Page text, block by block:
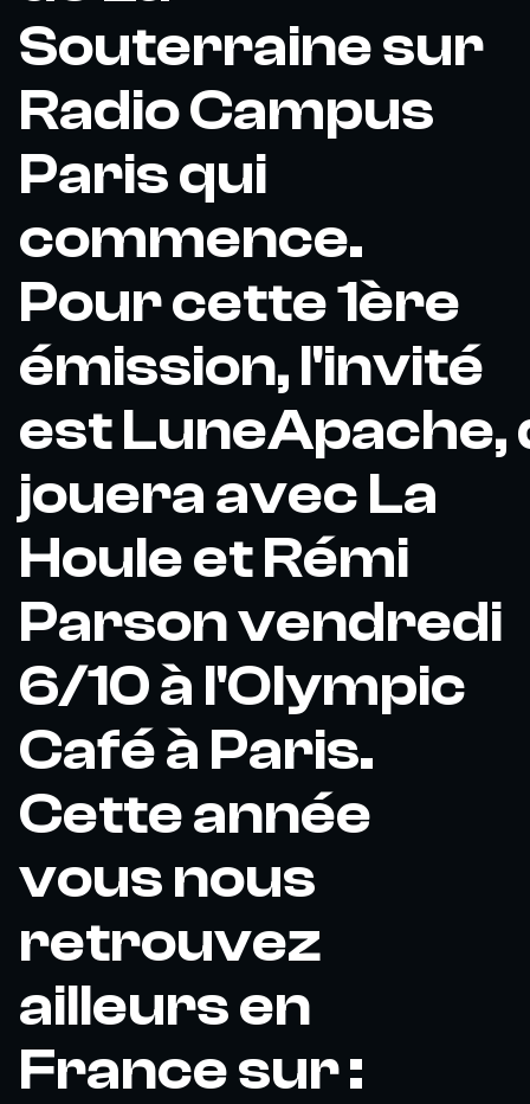
Souterraine sur
Radio Campus
Paris qui
commence.
Pour cette 1ère
émission, l'invité
est LuneApache,
jouera avec La
Houle et Rémi
Parson vendredi
6/10 à l'Olympic
Café à Paris.
Cette année
vous nous
retrouvez
ailleurs en
France sur :